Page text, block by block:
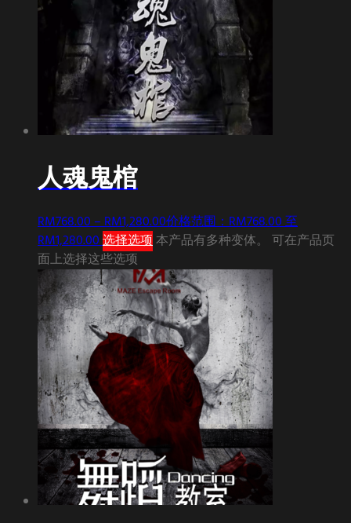
人魂鬼棺
RM768.00–RM1,280.00价格范围：RM768.00 至
RM1,280.00选择选项本产品有多种变体。 可在产品页
面上选择这些选项